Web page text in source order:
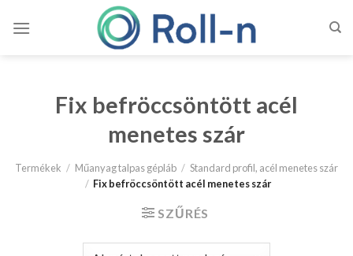
Fix befröccsöntött acél
menetes szár
Termékek / Műanyag talpas gépláb / Standard profil, acél menetes szár
/ Fix befröccsöntött acél menetes szár
SZŰRÉS